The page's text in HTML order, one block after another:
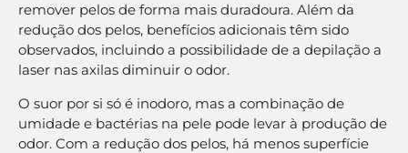
remover pelos de forma mais duradoura. Além da
redução dos pelos, benefícios adicionais têm sido
observados, incluindo a possibilidade de a depilação a
laser nas axilas diminuir o odor.
O suor por si só é inodoro, mas a combinação de
umidade e bactérias na pele pode levar à produção de
odor. Com a redução dos pelos, há menos superfície